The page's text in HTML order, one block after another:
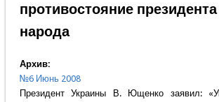
противостояние
народа
Архив:
№6 Июнь 2008
Президент Украины В. Ющенко заявил: